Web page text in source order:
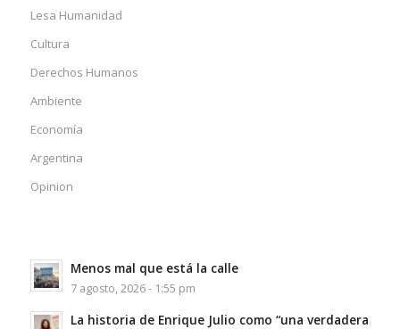
Lesa Humanidad
Cultura
Derechos Humanos
Ambiente
Economía
Argentina
Opinion
Menos mal que está la calle
7 agosto, 2026 - 1:55 pm
La historia de Enrique Julio como “una verdadera